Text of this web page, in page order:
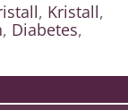
, Kristall,
, Diabetes,